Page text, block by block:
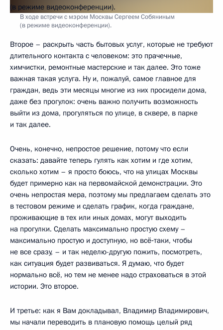
В ходе встречи с мэром Москвы Сергеем Собяниным
(в режиме видеоконференции).
Второе – раскрыть часть бытовых услуг, которые не требуют
длительного контакта с человеком: это прачечные,
химчистки, ремонтные мастерские и так далее. Это тоже
важная такая услуга. Ну и, пожалуй, самое главное для
граждан, ведь эти месяцы многие из них просидели дома,
даже без прогулок: очень важно получить возможность
выйти из дома, прогуляться по улице, в сквере, в парке
и так далее.
Очень, конечно, непростое решение, потому что если
сказать: давайте теперь гулять как хотим и где хотим,
сколько хотим – я просто боюсь, что на улицах Москвы
будет примерно как на первомайской демонстрации. Это
очень непростая мера, поэтому мы предлагаем сделать это
в тестовом режиме и сделать график, когда граждане,
проживающие в тех или иных домах, могут выходить
на прогулки. Сделать максимально простую схему –
максимально простую и доступную, но всё‑таки, чтобы
не все сразу, – и так неделю-другую пожить, посмотреть,
как ситуация будет развиваться. Я думаю, что будет
нормально всё, но тем не менее надо страховаться в этой
истории. Это второе.
И третье: как я Вам докладывал, Владимир Владимирович,
мы начали переводить в плановую помощь целый ряд